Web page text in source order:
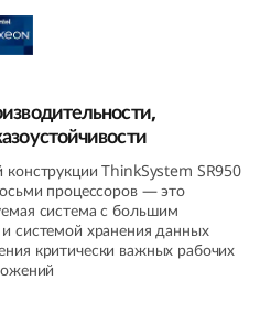
ThinkSystem SR950
процессоров — это
система с большим
системой хранения данных
критически важных рабочих